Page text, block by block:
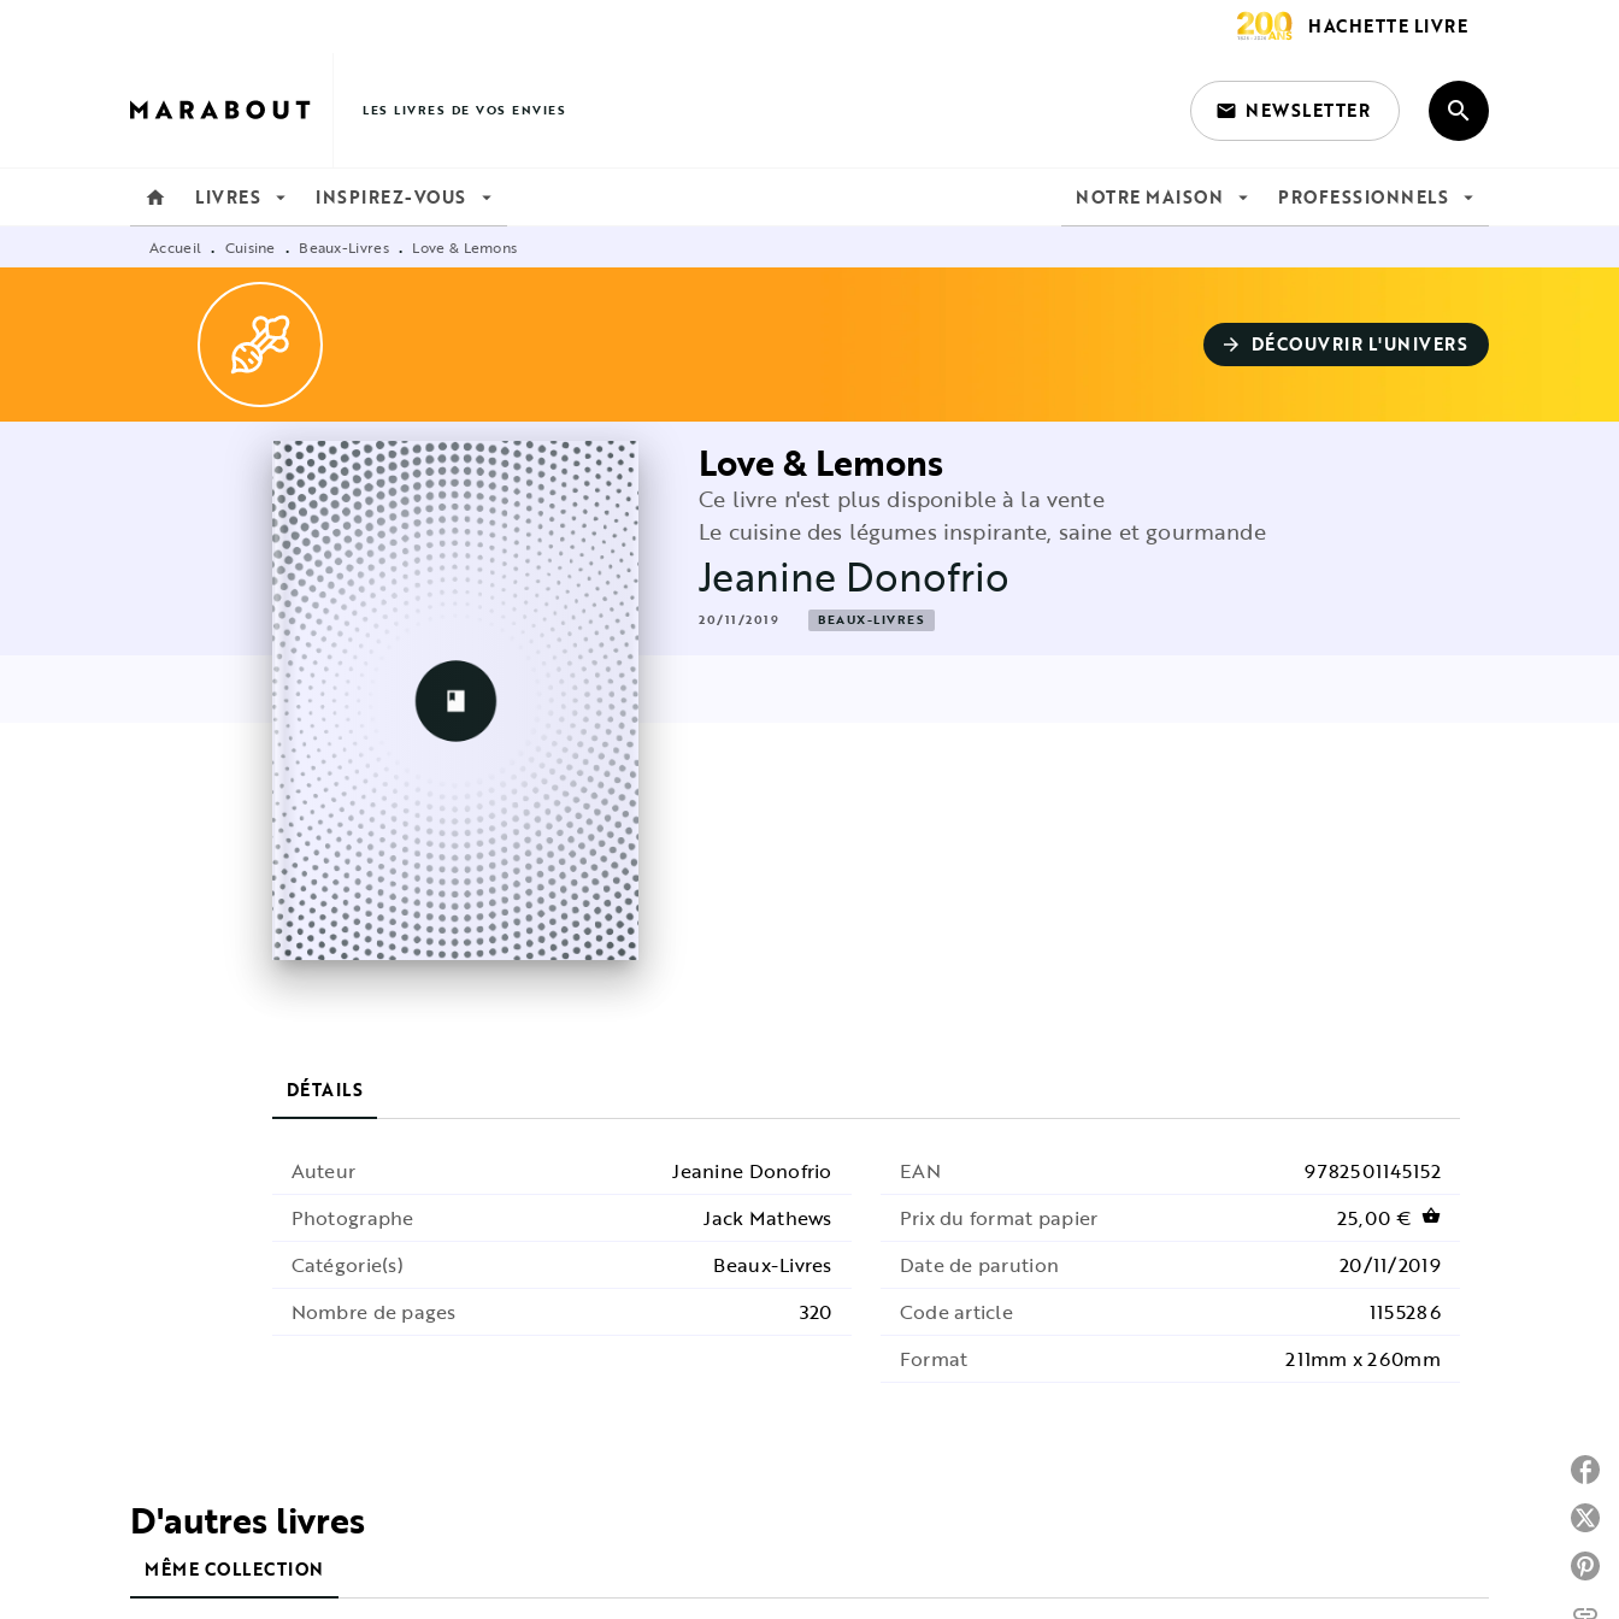
HACHETTE LIVRE
LES LIVRES DE VOS ENVIES email NEWSLETTER search
home LIVRES arrow_drop_down INSPIREZ-VOUS arrow_drop_down NOTRE MAISON arrow_drop_down PROFESSIONNELS arrow_drop_down
Accueil • Cuisine • Beaux-Livres • Love & Lemons
arrow_forward DÉCOUVRIR L'UNIVERS
Love & Lemons
Ce livre n'est plus disponible à la vente
Le cuisine des légumes inspirante, saine et gourmande
Jeanine Donofrio
20/11/2019 BEAUX-LIVRES
DÉTAILS
Auteur
Jeanine Donofrio
Photographe
Jack Mathews
Catégorie(s)
Beaux-Livres
Nombre de pages
320
EAN
9782501145152
Prix du format papier
25,00 € shopping_basket
Date de parution
20/11/2019
Code article
1155286
Format
211mm x 260mm
D'autres livres
MÊME COLLECTION